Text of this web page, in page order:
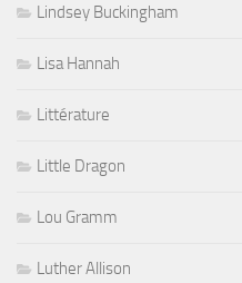
Lindsey Buckingham
Lisa Hannah
Littérature
Little Dragon
Lou Gramm
Luther Allison